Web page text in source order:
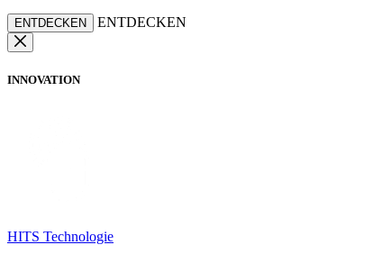
ENTDECKEN ENTDECKEN
INNOVATION
HITS Technologie